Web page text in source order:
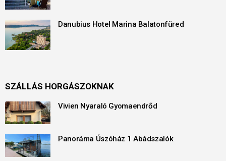
Danubius Hotel Marina Balatonfüred
SZÁLLÁS HORGÁSZOKNAK
Vivien Nyaraló Gyomaendrőd
Panoráma Úszóház 1 Abádszalók